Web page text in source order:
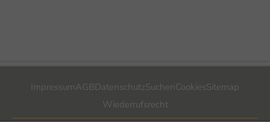
ImpressumAGBDatenschutzSuchenCookiesSitemap
Wiederrufsrecht